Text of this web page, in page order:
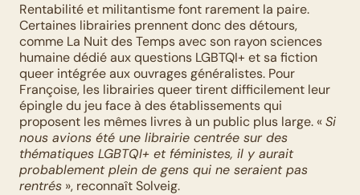
Rentabilité et militantisme font rarement la paire.
Certaines librairies prennent donc des détours,
comme La Nuit des Temps avec son rayon sciences
humaine dédié aux questions LGBTQI+ et sa fiction
queer intégrée aux ouvrages généralistes. Pour
Françoise, les librairies queer tirent difficilement leur
épingle du jeu face à des établissements qui
proposent les mêmes livres à un public plus large. « Si
nous avions été une librairie centrée sur des
thématiques LGBTQI+ et féministes, il y aurait
probablement plein de gens qui ne seraient pas
rentrés », reconnaît Solveig.